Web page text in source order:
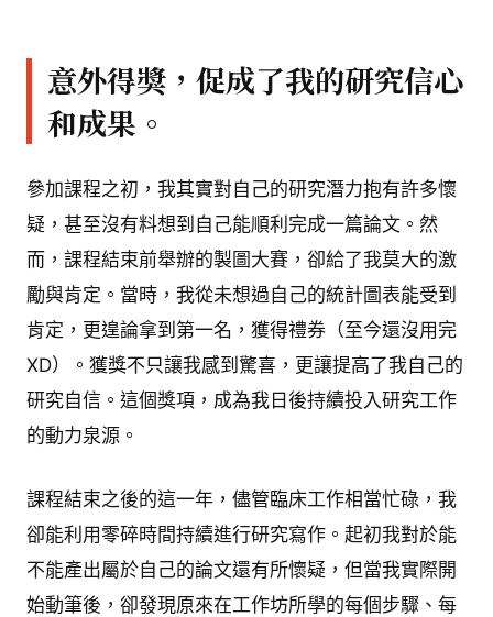
意外得獎，促成了我的研究信心
和成果。
參加課程之初，我其實對自己的研究潛力抱有許多懷
疑，甚至沒有料想到自己能順利完成一篇論文。然
而，課程結束前舉辦的製圖大賽，卻給了我莫大的激
勵與肯定。當時，我從未想過自己的統計圖表能受到
肯定，更遑論拿到第一名，獲得禮券（至今還沒用完
XD）。獲獎不只讓我感到驚喜，更讓提高了我自己的
研究自信。這個獎項，成為我日後持續投入研究工作
的動力泉源。
課程結束之後的這一年，儘管臨床工作相當忙碌，我
卻能利用零碎時間持續進行研究寫作。起初我對於能
不能產出屬於自己的論文還有所懷疑，但當我實際開
始動筆後，卻發現原來在工作坊所學的每個步驟、每